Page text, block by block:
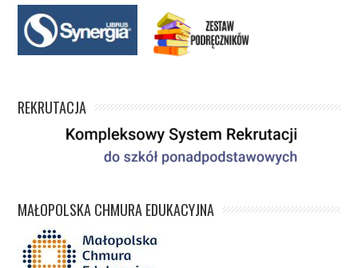
REKRUTACJA
MAŁOPOLSKA CHMURA EDUKACYJNA